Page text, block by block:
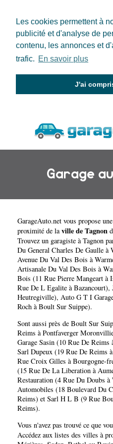
Les cookies permettent à
publicité et d'analyse de
contenu, les annonces et
trafic. En savoir plus
J'ai
Garage
GarageAuto.net vous propose
proximité de laville de Tagnon
Trouvez un garagiste à Tagnon
Du General Charles De Gaulle à
Avenue Du Val Des Bois à
Artisanale Du Val Des Bois à
Bois (11 Rue Pierre Mangeart à
Rue De L Egalite à Bazancourt),
Heutregiville), Auto G T I
Roch à Boult Sur Suippe).
Sont aussi près de Boult Sur
Reims à Pontfaverger
Garage Sasin (10 Rue De
Sarl Dupeux (19 Rue De Reims
Rue Croix Gilles à Bourgogne-
(15 Rue De La Liberation à
Restauration (4 Rue Du Doubs
Automobiles (18 Boulevard Du
Reims) et Sarl H L B (9 Rue
Reims).
Vous n'avez pas trouvé ce que
Accédez aux listes des villes à